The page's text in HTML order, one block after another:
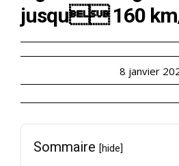
jusqu 160
8 janvier
Sommaire [hide]